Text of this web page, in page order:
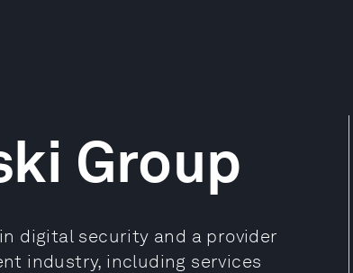
Group
digital security and a provider
industry, including services